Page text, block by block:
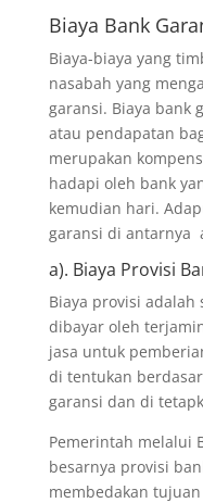
Biaya Bank
Biaya-biaya yang
nasabah yang
garansi. Biaya bank
atau pendapatan
merupakan
hadapi oleh bank
kemudian hari.
garansi di antarnya
a). Biaya Provisi
Biaya provisi
dibayar oleh
jasa untuk
di tentukan
garansi dan di
Pemerintah melalui
besarnya provisi
membedakan